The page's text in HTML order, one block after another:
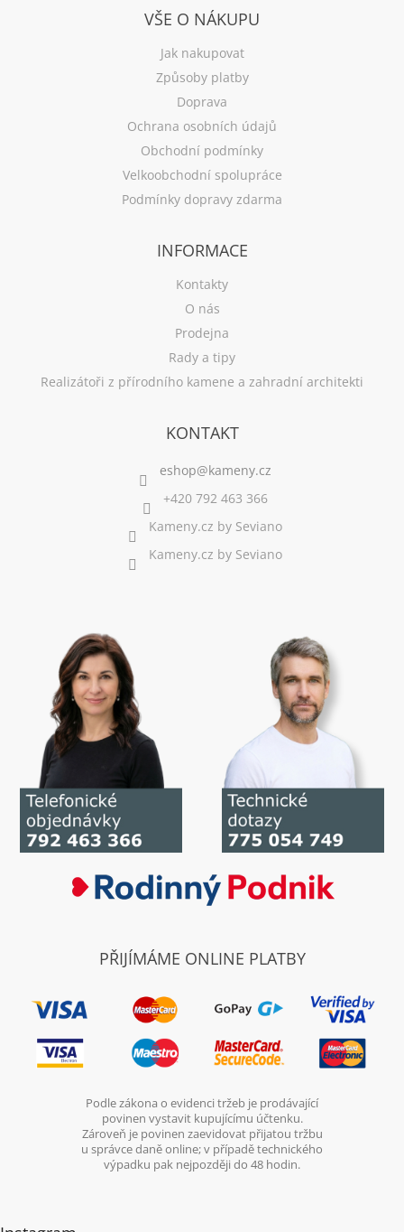
VŠE O NÁKUPU
Jak nakupovat
Způsoby platby
Doprava
Ochrana osobních údajů
Obchodní podmínky
Velkoobchodní spolupráce
Podmínky dopravy zdarma
INFORMACE
Kontakty
O nás
Prodejna
Rady a tipy
Realizátoři z přírodního kamene a zahradní architekti
KONTAKT
+420 792 463 366
Kameny.cz by Seviano
Kameny.cz by Seviano
PŘIJÍMÁME ONLINE PLATBY
Podle zákona o evidenci tržeb je prodávající
povinen vystavit kupujícímu účtenku.
Zároveň je povinen zaevidovat přijatou tržbu
u správce daně online; v případě technického
výpadku pak nejpozději do 48 hodin.